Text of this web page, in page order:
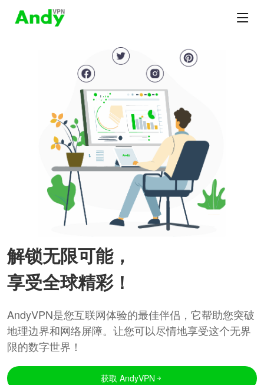
解锁无限可能，
享受全球精彩！
AndyVPN是您互联网体验的最佳伴侣，它帮助您突破
地理边界和网络屏障。让您可以尽情地享受这个无界
限的数字世界！
获取 AndyVPN